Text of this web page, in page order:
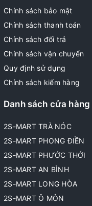
Chính sách bảo mật
Chính sách thanh toán
Chính sách đổi trả
Chính sách vận chuyển
Quy định sử dụng
Chính sách kiểm hàng
Danh sách cửa hàng
2S-MART TRÀ NÓC
2S-MART PHONG ĐIỀN
2S-MART PHƯỚC THỚI
2S-MART AN BÌNH
2S-MART LONG HÒA
2S-MART Ô MÔN